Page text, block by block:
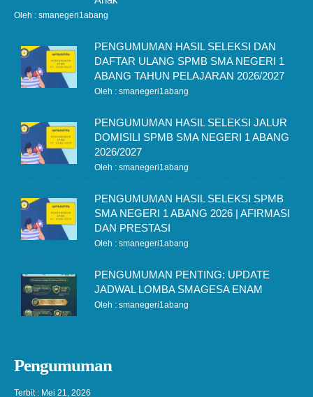
Oleh : smanegeri1abang
PENGUMUMAN HASIL SELEKSI DAN
DAFTAR ULANG SPMB SMA NEGERI 1
ABANG TAHUN PELAJARAN 2026/2027
Oleh : smanegeri1abang
PENGUMUMAN HASIL SELEKSI JALUR
DOMISILI SPMB SMA NEGERI 1 ABANG
2026/2027
Oleh : smanegeri1abang
PENGUMUMAN HASIL SELEKSI SPMB
SMA NEGERI 1 ABANG 2026 | AFIRMASI
DAN PRESTASI
Oleh : smanegeri1abang
PENGUMUMAN PENTING: UPDATE
JADWAL LOMBA SMAGESA ENAM
Oleh : smanegeri1abang
Pengumuman
Terbit : Mei 21, 2026